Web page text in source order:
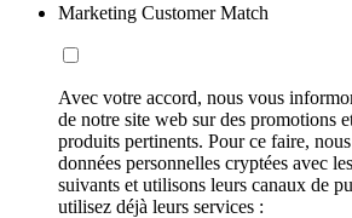
Marketing Customer Match
Avec votre accord, nous vous
de notre site web sur des promotions
produits pertinents. Pour ce faire,
données personnelles cryptées avec
suivants et utilisons leurs canaux de
utilisez déjà leurs services :